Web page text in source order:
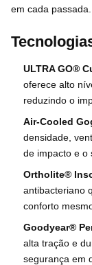
em cada passada.
ULTRA GO®
oferece alto
reduzindo o
Air-Cooled
densidade,
de impacto e o
Ortholite®
antibacteriano
conforto
Goodyear®
alta tração e
segurança em